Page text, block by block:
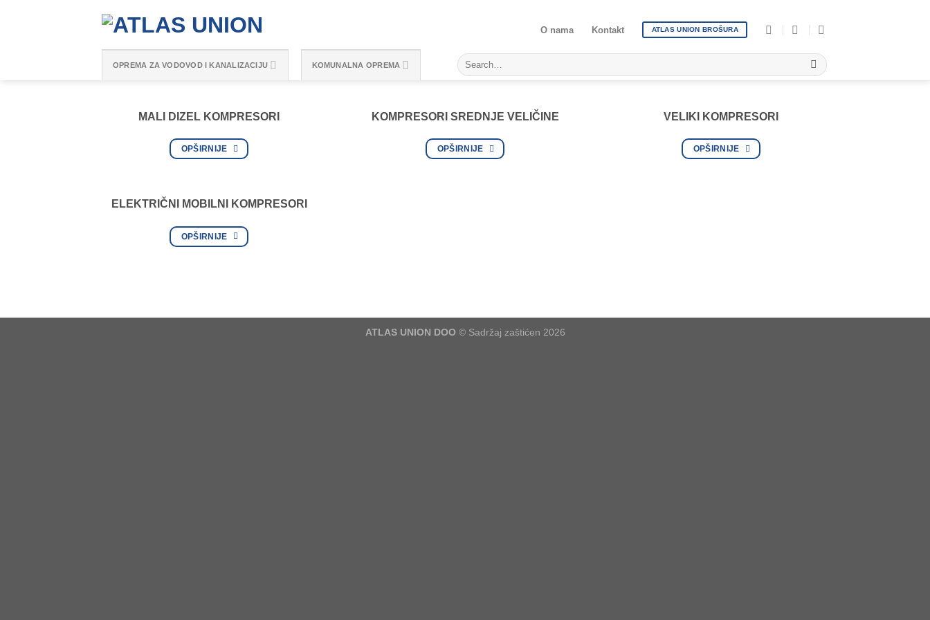
O nama Kontakt ATLAS UNION BROŠURA
OPREMA ZA VODOVOD I KANALIZACIJU KOMUNALNA OPREMA
MALI DIZEL KOMPRESORI
OPŠIRNIJE
KOMPRESORI SREDNJE VELIČINE
OPŠIRNIJE
VELIKI KOMPRESORI
OPŠIRNIJE
ELEKTRIČNI MOBILNI KOMPRESORI
OPŠIRNIJE
ATLAS UNION DOO © Sadržaj zaštićen 2026